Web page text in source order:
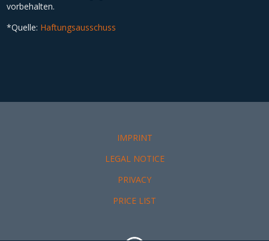
vorbehalten.
*Quelle: Haftungsausschuss
IMPRINT
LEGAL NOTICE
PRIVACY
PRICE LIST